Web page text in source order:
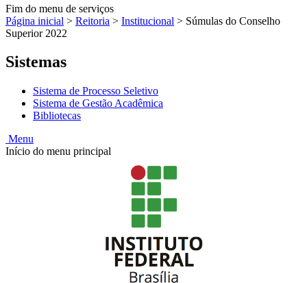
Fim do menu de serviços
Página inicial > Reitoria > Institucional > Súmulas do Conselho
Superior 2022
Sistemas
Sistema de Processo Seletivo
Sistema de Gestão Acadêmica
Bibliotecas
Menu
Início do menu principal